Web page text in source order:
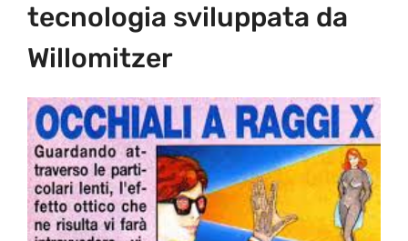
tecnologia sviluppata da
Willomitzer